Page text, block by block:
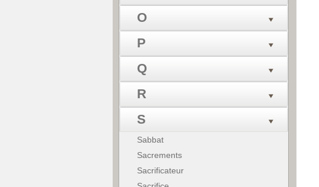
O
P
Q
R
S
Sabbat
Sacrements
Sacrificateur